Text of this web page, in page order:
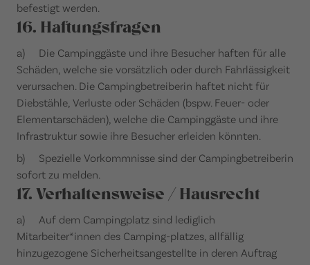
befestigt werden.
16. Haftungsfragen
a) Die Campinggäste und ihre Besucher haften für alle
Schäden, welche sie vorsätzlich oder durch Fahrlässigkeit
verursachen. Die Campingbetreiberin haftet nicht für
Diebstähle, Verluste oder Schäden (bspw. Feuer- oder
Elementarschäden), welche die Campinggäste und ihre
Infrastruktur sowie ihre Besucher erleiden könnten.
b) Spezielle Vorkommnisse sind der Campingbetreiberin
sofort zu melden.
17. Verhaltensweise / Hausrecht
a) Auf dem Campingplatz sind lediglich
Mitarbeiter*innen des Camping-platzes, allfällig
hinzugezogene Sicherheitsangestellte in deren Auftrag